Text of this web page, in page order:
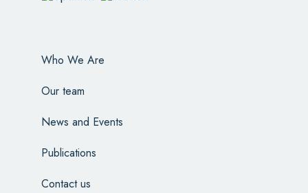
Who We Are
Our team
News and Events
Publications
Contact us